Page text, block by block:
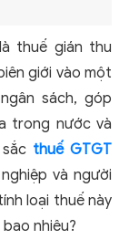
thuế gián thu
giới vào một
sách, góp
trong nước và
thuế GTGT
và người
loại thuế này
nhiêu?